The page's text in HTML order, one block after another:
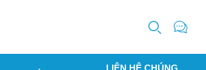
 
LIÊN HỆ CHÚNG